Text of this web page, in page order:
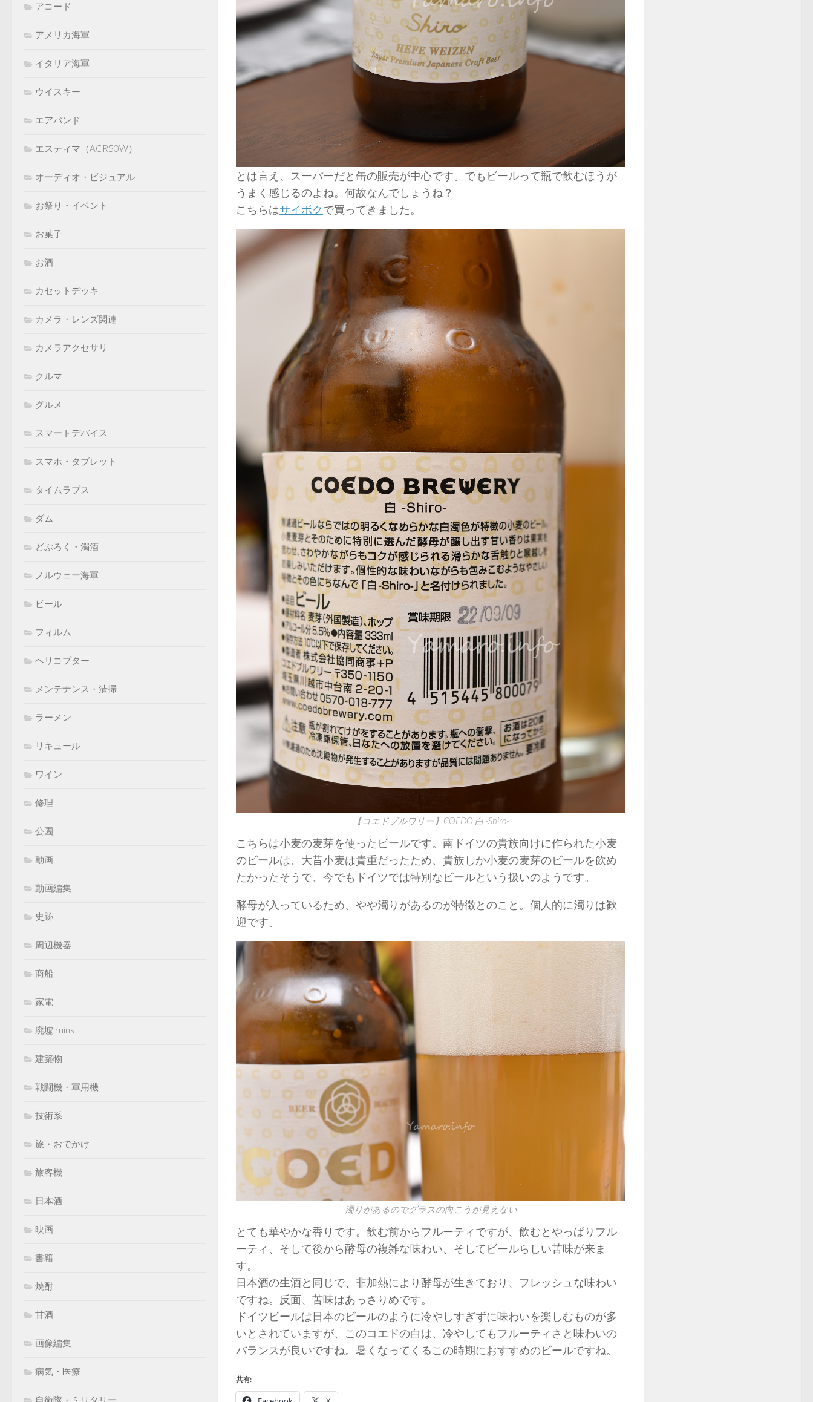
とは言え、スーパーだと缶の販売が中心です。でもビールって瓶で飲むほうが
うまく感じるのよね。何故なんでしょうね？
こちらはサイボクで買ってきました。
【コエドブルワリー】COEDO 白 -Shiro-
こちらは小麦の麦芽を使ったビールです。南ドイツの貴族向けに作られた小麦
のビールは、大昔小麦は貴重だったため、貴族しか小麦の麦芽のビールを飲め
たかったそうで、今でもドイツでは特別なビールという扱いのようです。
酵母が入っているため、やや濁りがあるのが特徴とのこと。個人的に濁りは歓
迎です。
濁りがあるのでグラスの向こうが見えない
とても華やかな香りです。飲む前からフルーティですが、飲むとやっぱりフル
ーティ、そして後から酵母の複雑な味わい、そしてビールらしい苦味が来ま
す。
日本酒の生酒と同じで、非加熱により酵母が生きており、フレッシュな味わい
ですね。反面、苦味はあっさりめです。
ドイツビールは日本のビールのように冷やしすぎずに味わいを楽しむものが多
いとされていますが、このコエドの白は、冷やしてもフルーティさと味わいの
バランスが良いですね。暑くなってくるこの時期におすすめのビールですね。
共有:
アコード
アメリカ海軍
イタリア海軍
ウイスキー
エアバンド
エスティマ（ACR50W）
オーディオ・ビジュアル
お祭り・イベント
お菓子
お酒
カセットデッキ
カメラ・レンズ関連
カメラアクセサリ
クルマ
グルメ
スマートデバイス
スマホ・タブレット
タイムラプス
ダム
どぶろく・濁酒
ノルウェー海軍
ビール
フィルム
ヘリコプター
メンテナンス・清掃
ラーメン
リキュール
ワイン
修理
公園
動画
動画編集
史跡
周辺機器
商船
家電
廃墟 ruins
建築物
戦闘機・軍用機
技術系
旅・おでかけ
旅客機
日本酒
映画
書籍
焼酎
甘酒
画像編集
病気・医療
自衛隊・ミリタリー